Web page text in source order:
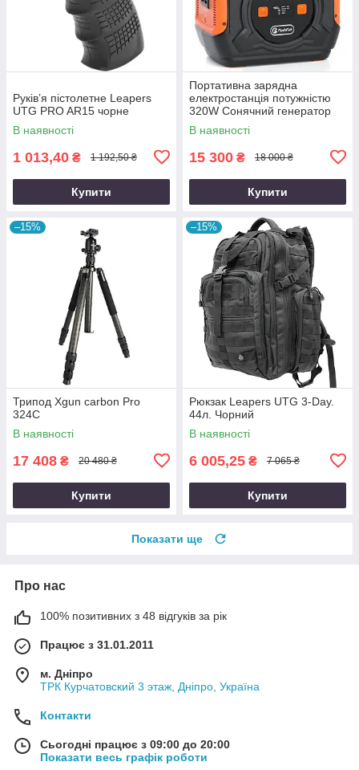
Руків’я пістолетне Leapers
UTG PRO AR15 чорне
В наявності
1 013,40 ₴ 1 192,50 ₴
Купити
Портативна зарядна
електростанція потужністю
320W Сонячний генератор
FlashFish місткістю 292Wh
800000mAh
В наявності
15 300 ₴ 18 000 ₴
Купити
–15%
Трипод Xgun carbon Рro
324C
В наявності
17 408 ₴ 20 480 ₴
Купити
–15%
Рюкзак Leapers UTG 3-Day.
44л. Чорний
В наявності
6 005,25 ₴ 7 065 ₴
Купити
Показати ще
Про нас
100% позитивних з 48 відгуків за рік
Працює з 31.01.2011
м. Дніпро
ТРК Курчатовский 3 этаж, Дніпро, Україна
Контакти
Сьогодні працює з 09:00 до 20:00
Показати весь графік роботи